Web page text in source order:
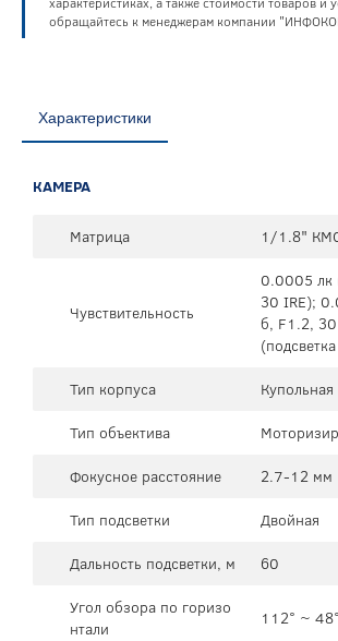
обращайтесь к менеджерам компании
Характеристики
КАМЕРА
Матрица 1/1.8"
Чувствительность
0.0005 лк
30 IRE);
б, F1.2,
Тип корпуса
Купольная
Тип объектива
Фокусное расстояние
2.7-12 мм
Тип подсветки
Двойная
Дальность подсветки, м
60
Угол обзора по горизо
нтали
112° ~ 48°